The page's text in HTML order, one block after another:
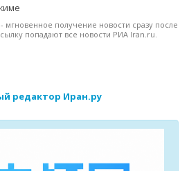
получение новости сразу после
попадают все новости РИА Iran.ru.
редактор Иран.ру